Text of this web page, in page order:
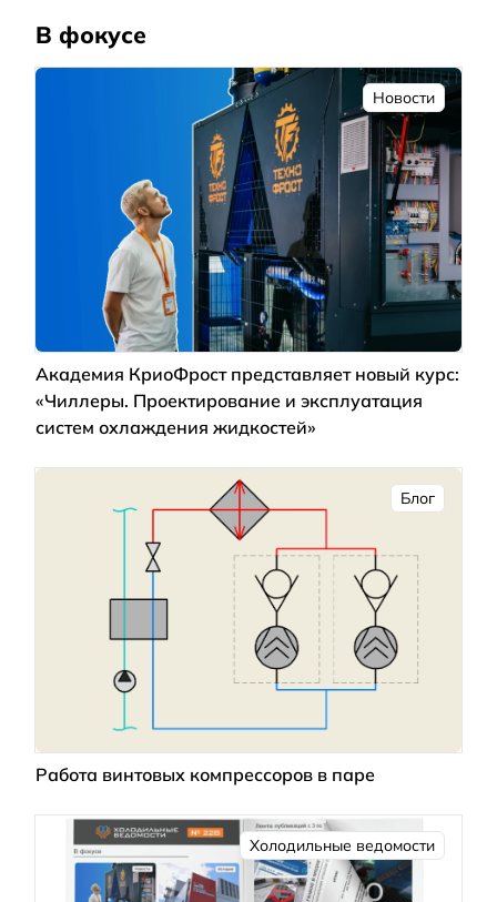
В фокусе
Новости
Академия КриоФрост представляет новый курс:
«Чиллеры. Проектирование и эксплуатация
систем охлаждения жидкостей»
Блог
Работа винтовых компрессоров в паре
Холодильные ведомости